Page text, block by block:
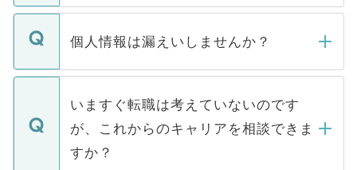
ません。
■応募殺到を避けるため 人気のある医療機
関を公にしてしまうと、応募が殺到する場
に、医療機関が求める条件に合った人材の
みを人材紹介会社に依頼するケースが増え
ています。
転職・入職を強要することは一切ありませ
ん。また、仮に応募先から内定をいただい
定を承諾する必要はありません。内定先へ
の辞退の連絡はキャリアパートナーが行い
個人情報は漏えいしませんか？
個人情報が漏えいすることはありませんの
で、ご安心ください。当サイトからの登録
などで収集したご登録者様の個人情報は、
ご本人のキャリアアップおよび転職活動の
支援を目的に使用いたします。お預かりし
いますぐ転職は考えていないのです
が、これからのキャリアを相談できま
すか？